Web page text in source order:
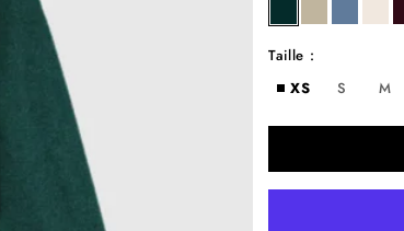
aspenbeigefjordmilk
Taille :
XS
S M